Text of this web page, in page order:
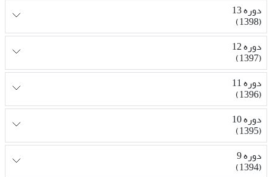
دوره 13
(1398)
دوره 12
(1397)
دوره 11
(1396)
دوره 10
(1395)
دوره 9
(1394)